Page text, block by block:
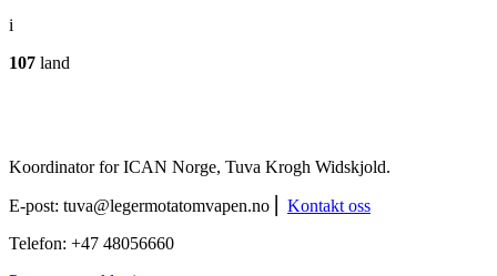
i
107 land
Koordinator for ICAN Norge, Tuva Krogh Widskjold.
E-post: tuva@legermotatomvapen.no
Kontakt oss
Telefon: +47 48056660